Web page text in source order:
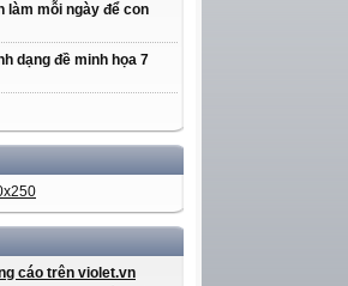
làm mỗi ngày để con
dạng đề minh họa 7
cáo trên violet.vn